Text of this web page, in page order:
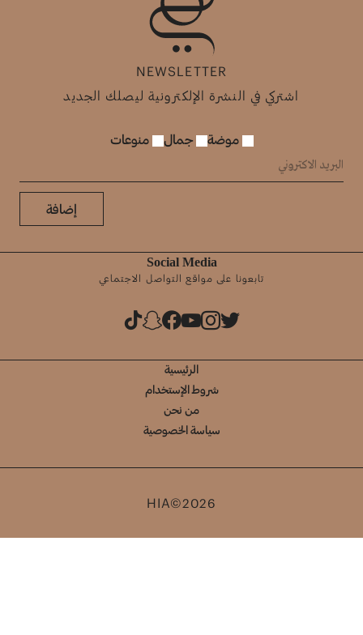
NEWSLETTER
اشتركي في النشرة الإلكترونية ليصلك الجديد
موضة جمال منوعات
إضافة
Social Media
تابعونا على مواقع التواصل الاجتماعي
الرئيسية
شروط الإستخدام
من نحن
سياسة الخصوصية
HIA©2026